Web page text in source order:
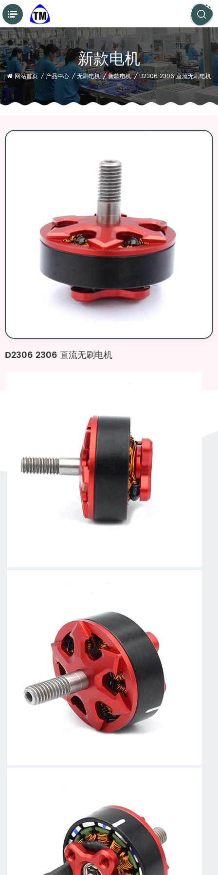
新款电机
网站首页 / 产品中心 / 无刷电机 / 新款电机 / D2306 2306 直流无刷电机
D2306 2306 直流无刷电机